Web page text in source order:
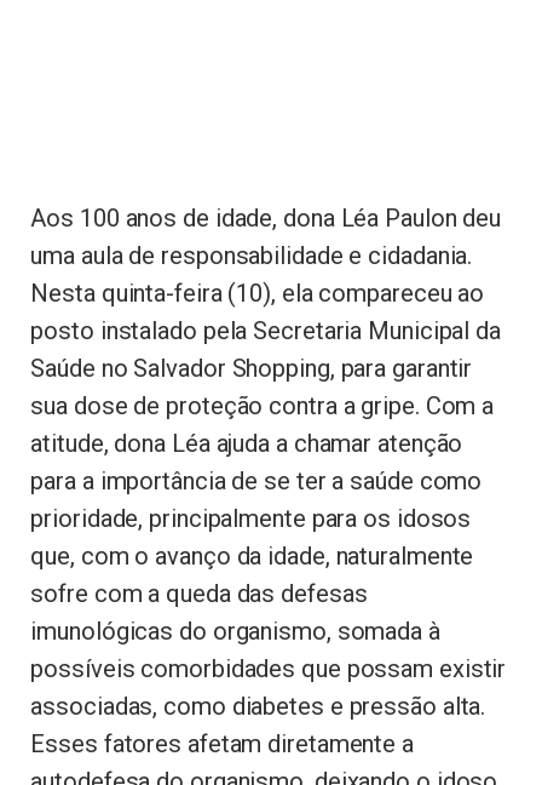
Aos 100 anos de idade, dona Léa Paulon deu
uma aula de responsabilidade e cidadania.
Nesta quinta-feira (10), ela compareceu ao
posto instalado pela Secretaria Municipal da
Saúde no Salvador Shopping, para garantir
sua dose de proteção contra a gripe. Com a
atitude, dona Léa ajuda a chamar atenção
para a importância de se ter a saúde como
prioridade, principalmente para os idosos
que, com o avanço da idade, naturalmente
sofre com a queda das defesas
imunológicas do organismo, somada à
possíveis comorbidades que possam existir
associadas, como diabetes e pressão alta.
Esses fatores afetam diretamente a